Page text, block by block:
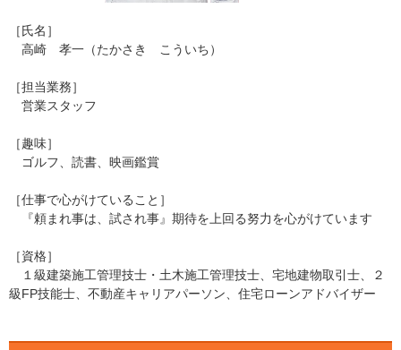
［氏名］
高崎 孝一（たかさき こういち）
［担当業務］
営業スタッフ
［趣味］
ゴルフ、読書、映画鑑賞
［仕事で心がけていること］
『頼まれ事は、試され事』期待を上回る努力を心がけています
［資格］
１級建築施工管理技士・土木施工管理技士、宅地建物取引士、２
級FP技能士、不動産キャリアパーソン、住宅ローンアドバイザー